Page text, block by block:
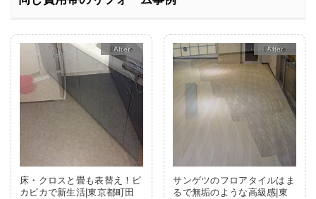
After
床・クロスと畳も表替え！ピ
カピカで新生活|東京都町田
After
サンゲツのフロアタイルはま
るで無垢のような高級感|東